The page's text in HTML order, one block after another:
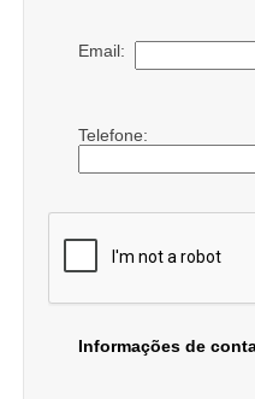
Email:
Telefone:
Informações de